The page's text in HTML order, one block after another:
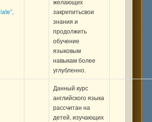
желающих
закрепитьсвои
знания и
продолжить
обучение
языковым
навыкам более
углубленно.
Данный курс
английского языка
рассчитан на
детей, изучающих